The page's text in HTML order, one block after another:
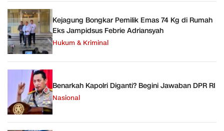
Kejagung Bongkar Pemilik Emas 74 Kg di Rumah
Eks Jampidsus Febrie Adriansyah
Hukum & Kriminal
Benarkah Kapolri Diganti? Begini Jawaban DPR RI
Nasional